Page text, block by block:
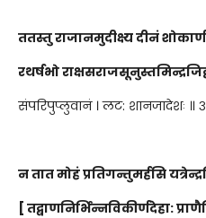
ततस्तु राजानमुदीक्ष्य दीनं
रथर्षभो
संपरिपुप्लुवानं । लट: शानजादेशः ॥
न तात मोहं प्रतिगन्तुमर्हसि
[ तद्बाणनिर्भिन्नविकीर्णदेहा: